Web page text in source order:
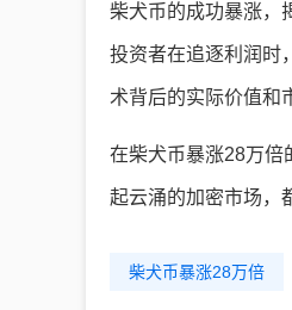
柴犬币的成功暴涨，
投资者在追逐利润时
术背后的实际价值和
在柴犬币暴涨28万倍
起云涌的加密市场，
柴犬币暴涨28万倍